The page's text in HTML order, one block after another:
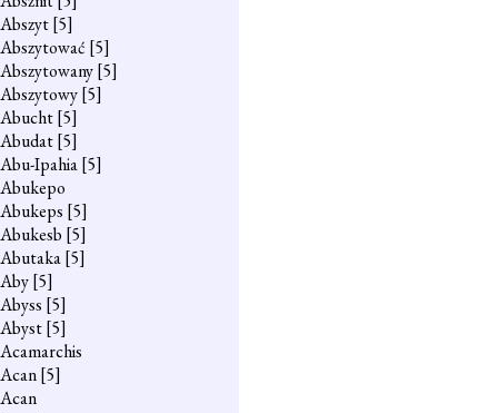
Abszyt[5]
Abszytować [5]
Abszytowany[5]
Abszytowy[5]
Abucht[5]
Abudat[5]
Abu-Ipahia[5]
Abukepo
Abukeps [5]
Abukesb [5]
Abutaka[5]
Aby[5]
Abyss [5]
Abyst[5]
Acamarchis
Acan[5]
Acan